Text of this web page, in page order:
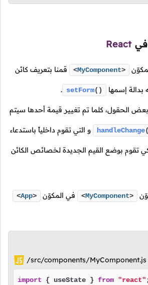
في React
<MyComponent> قمنا بتعريف كائن
إسمها setForm()
.
الحقول، كلما تم تغيير قيمة أحدها سيتم
handleChange و التي تقوم داخلياً باستدعاء
تقوم بوضع القيم الجديدة لخصائص الكائن
<MyComponent> في المكوّن <App>
/src/components/MyComponent.js
import { useState } from "react"